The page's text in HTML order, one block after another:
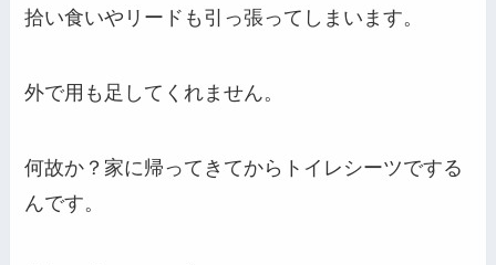
拾い食いやリードも引っ張ってしまいます。
外で用も足してくれません。
何故か？家に帰ってきてからトイレシーツでする
んです。